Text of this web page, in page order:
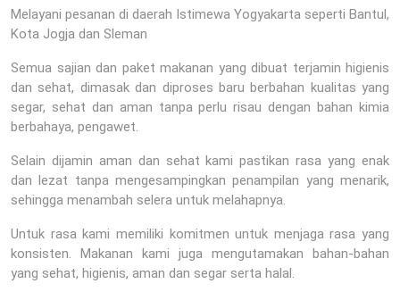
Melayani pesanan di daerah Istimewa Yogyakarta seperti Bantul,
Kota Jogja dan Sleman
Semua sajian dan paket makanan yang dibuat terjamin higienis
dan sehat, dimasak dan diproses baru berbahan kualitas yang
segar, sehat dan aman tanpa perlu risau dengan bahan kimia
berbahaya, pengawet.
Selain dijamin aman dan sehat kami pastikan rasa yang enak
dan lezat tanpa mengesampingkan penampilan yang menarik,
sehingga menambah selera untuk melahapnya.
Untuk rasa kami memiliki komitmen untuk menjaga rasa yang
konsisten. Makanan kami juga mengutamakan bahan-bahan
yang sehat, higienis, aman dan segar serta halal.